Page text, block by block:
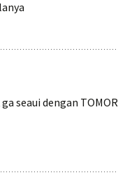
seaui dengan TOMOR